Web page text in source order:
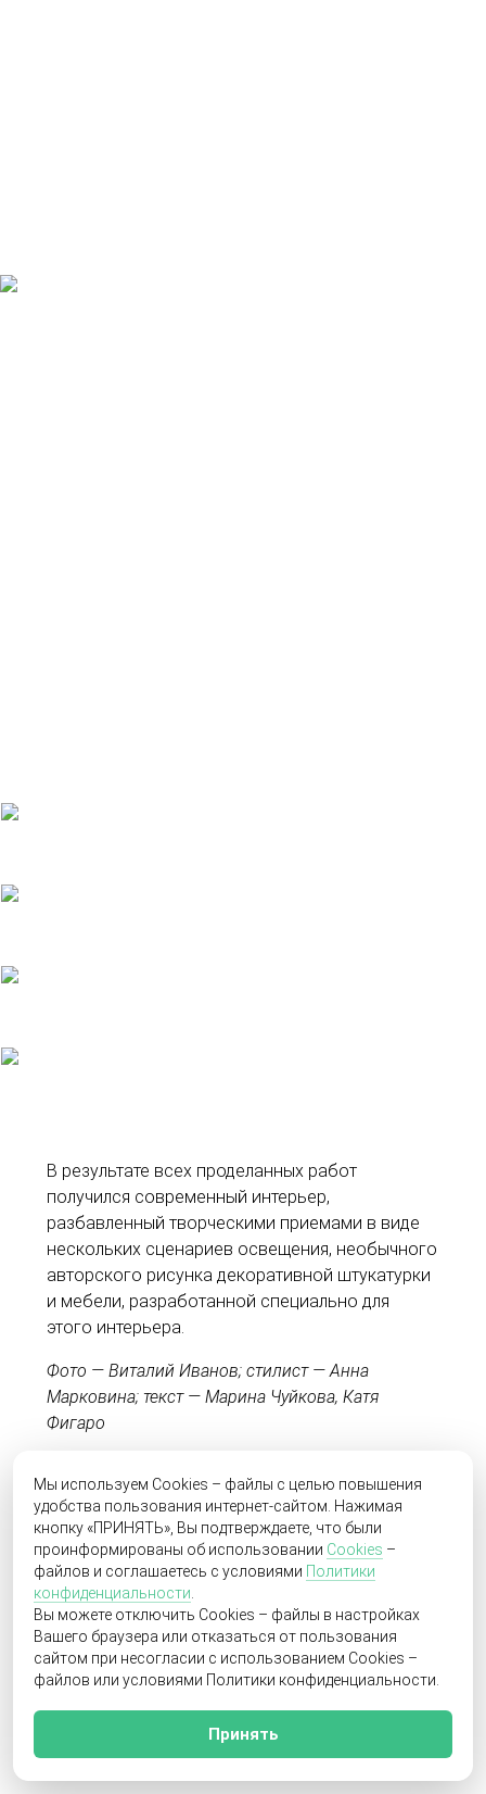
В результате всех проделанных работ
получился современный интерьер,
разбавленный творческими приемами в виде
нескольких сценариев освещения, необычного
авторского рисунка декоративной штукатурки
и мебели, разработанной специально для
этого интерьера.
Фото — Виталий Иванов; стилист — Анна
Марковина; текст — Марина Чуйкова, Катя
Фигаро
Возникли вопросы? Свяжитесь с автором -
дизайнеромМариной Чуйковой
Скажите эксперту, что нашли его на
SibHome.pro
Понравился проект - ставьте лайк и делитесь в
соцсетях
Вам могут понравиться подобные
интерьеры
Мы используем Cookies – файлы с целью повышения
удобства пользования интернет-сайтом. Нажимая
кнопку «ПРИНЯТЬ», Вы подтверждаете, что были
проинформированы об использовании Cookies –
файлов и соглашаетесь с условиями Политики
конфиденциальности
Вы можете отключить Cookies – файлы в настройках
Вашего браузера или отказаться от пользования
сайтом при несогласии с использованием Cookies –
файлов или условиями Политики конфиденциальности.
Принять